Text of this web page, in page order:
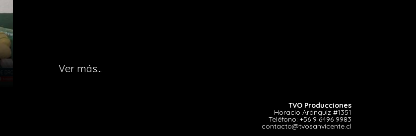
Ver más...
TVO Producciones
Horacio Aránguiz #1351
Teléfono: +56 9 6496 9983
contacto@tvosanvicente.cl